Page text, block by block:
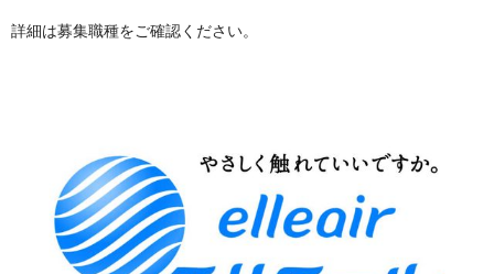
詳細は募集職種をご確認ください。